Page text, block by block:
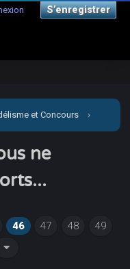
S’enregistrer
et Concours ›
Nous ne sommes pas
ne
46 47 48
49